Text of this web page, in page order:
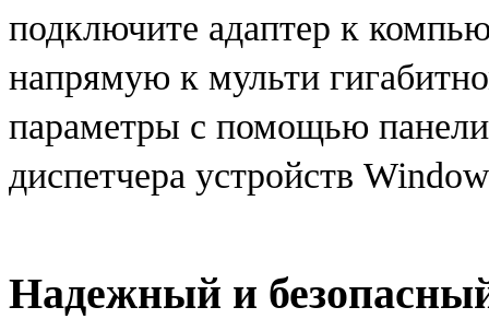
подключите адаптер к
напрямую к мульти
параметры с помощью
диспетчера устройств
Надежный и